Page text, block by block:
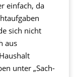
einfach, da
sich nicht
aus
unter „Sach-